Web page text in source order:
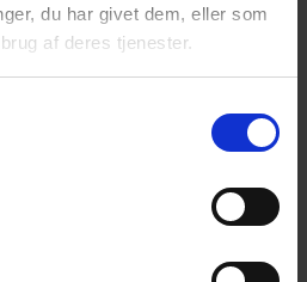
du har givet dem, eller som
af deres tjenester.